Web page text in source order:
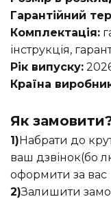
Гарантійний
Комплектація:
інструкція,
Рік випуску:
Країна
Як
1)Набрати до
ваш дзвінок(бо
оформити за вас
2)Залишити